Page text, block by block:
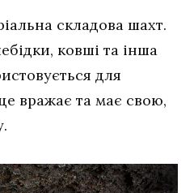
складова шахт.
ковші та інша
для
вражає та має свою,